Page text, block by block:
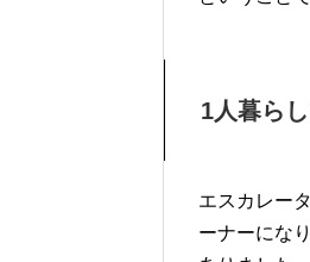
1人暮ら
エスカレー
ーナーにな